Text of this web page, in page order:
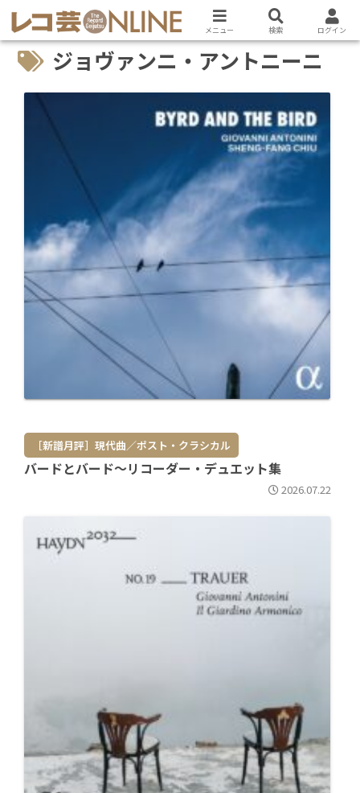
ジョヴァンニ・アントニーニ
［新譜月評］現代曲／ポスト・クラシカル
バードとバード～リコーダー・デュエット集
2026.07.22
メニュー 検索 ログイン